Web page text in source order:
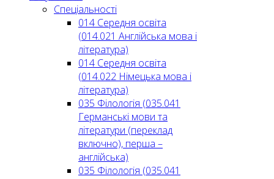
Спеціальності
014 Середня освіта
(014.021 Англійська мова і
література)
014 Середня освіта
(014.022 Німецька мова і
література)
035 Філологія (035.041
Германські мови та
літератури (переклад
включно), перша –
англійська)
035 Філологія (035.041